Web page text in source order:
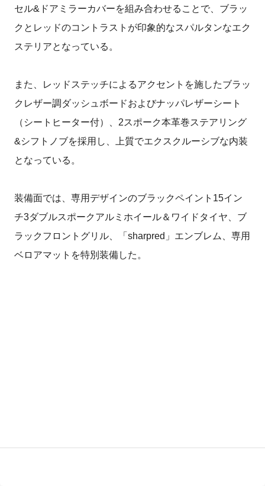
セル&ドアミラーカバーを組み合わせることで、ブラッ
クとレッドのコントラストが印象的なスパルタンなエク
ステリアとなっている。
また、レッドステッチによるアクセントを施したブラッ
クレザー調ダッシュボードおよびナッパレザーシート
（シートヒーター付）、2スポーク本革巻ステアリング
&シフトノブを採用し、上質でエクスクルーシブな内装
となっている。
装備面では、専用デザインのブラックペイント15イン
チ3ダブルスポークアルミホイール＆ワイドタイヤ、ブ
ラックフロントグリル、「sharpred」エンブレム、専用
ベロアマットを特別装備した。